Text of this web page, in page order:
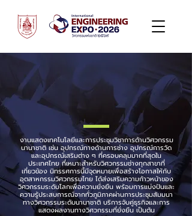
งานแสดงเทคโนโลยีและการประชุมวิชาการด้านวิศวกรรม
นานาชาติ เช่น อุปกรณ์ทางด้านการช่าง อุปกรณ์การวัด
และอุปกรณ์เสริมต่าง ๆ ที่ครอบคลุมมากที่สุดใน
ประเทศไทย ที่เหมาะสำหรับวิศวกรรมช่างทุกสาขาที่
เกี่ยวข้อง นิทรรศการนี้มีจุดหมายเพื่อสร้างโอกาสให้กับ
อุตสาหกรรมวิศวกรรมไทย ได้ส่งเสริมความก้าวหน้าของ
วิศวกรรมระดับโลกเพื่อความยั่งยืน พร้อมการแบ่งปันและ
ความรู้ประสบการณ์จากทั่วภูมิภาคผ่านการประชุมสัมมนา
ทางวิศวกรรมระดับนานาชาติ บริการจับคู่ธุรกิจและการ
แสดงผลงานทางวิศวกรรมที่ยั่งยืน เป็นต้น